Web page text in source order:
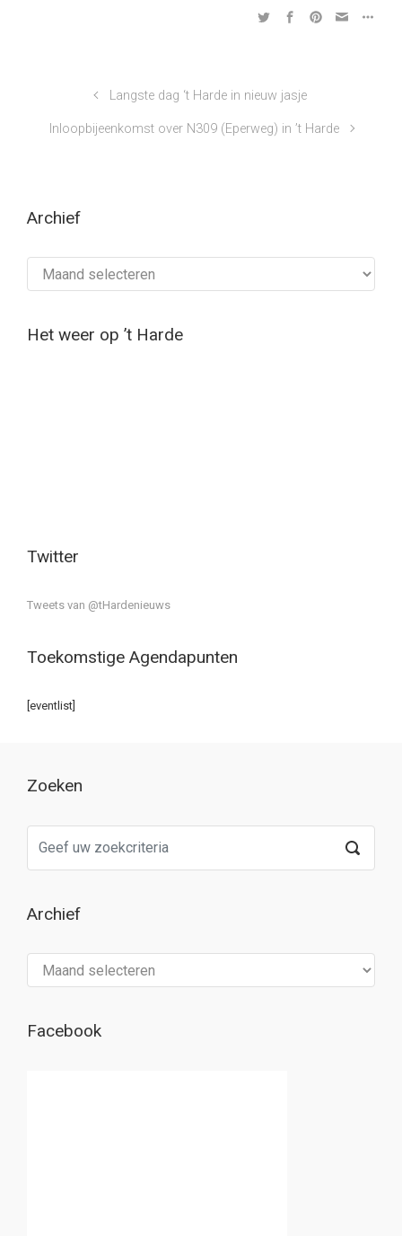
Langste dag ‘t Harde in nieuw jasje
Inloopbijeenkomst over N309 (Eperweg) in ’t Harde
Archief
Het weer op ’t Harde
Twitter
Tweets van @tHardenieuws
Toekomstige Agendapunten
[eventlist]
Zoeken
Archief
Facebook